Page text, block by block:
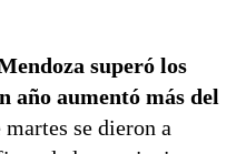
superó los
año aumentó más del
se dieron a